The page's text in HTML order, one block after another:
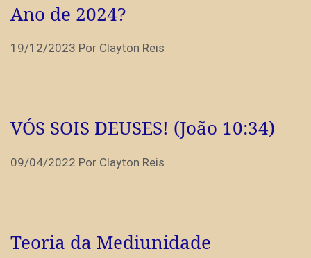
Ano de 2024?
19/12/2023 Por Clayton Reis
VÓS SOIS DEUSES! (João 10:34)
09/04/2022 Por Clayton Reis
Teoria da Mediunidade